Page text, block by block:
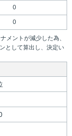
0
0
メントが減少した為、
として算出し、決定い